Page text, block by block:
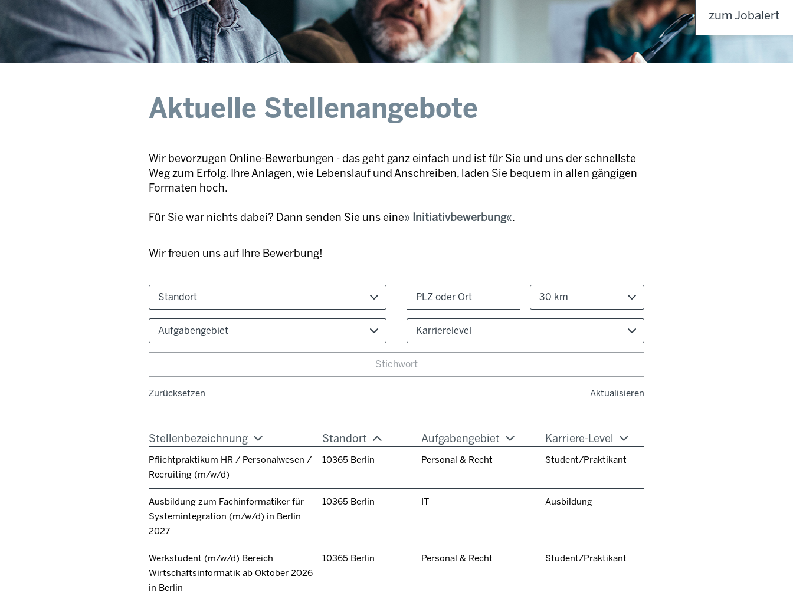
Aktuelle Stellenangebote
Wir bevorzugen Online-Bewerbungen - das geht ganz einfach und ist für Sie und uns der schnellste
Weg zum Erfolg. Ihre Anlagen, wie Lebenslauf und Anschreiben, laden Sie bequem in allen gängigen
Formaten hoch.
Für Sie war nichts dabei? Dann senden Sie uns eine Initiativbewerbung .
Wir freuen uns auf Ihre Bewerbung!
Standort 30 km
Aufgabengebiet Karrierelevel
Zurücksetzen Aktualisieren
Stellenbezeichnung Standort Aufgabengebiet Karriere-Level
Pflichtpraktikum HR / Personalwesen /
Recruiting (m/w/d)
10365 Berlin Personal & Recht Student/Praktikant
Ausbildung zum Fachinformatiker für
Systemintegration (m/w/d) in Berlin
2027
10365 Berlin IT Ausbildung
Werkstudent (m/w/d) Bereich
Wirtschaftsinformatik ab Oktober 2026
in Berlin
10365 Berlin Personal & Recht Student/Praktikant
zum Jobalert